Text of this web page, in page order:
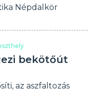
Népdalkör
bekötőút
az aszfaltozás